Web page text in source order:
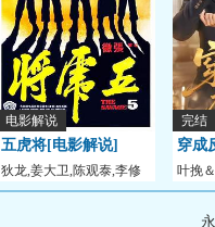
电影解说
五虎将[电影解说]
狄龙,姜大卫,陈观泰,李修
贤,王钟
完结
穿成
公读
叶挽